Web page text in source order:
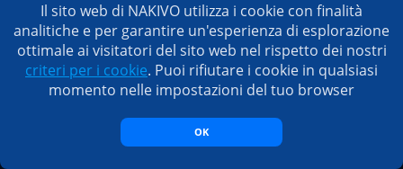
Il sito web di NAKIVO utilizza i cookie con finalità
analitiche e per garantire un'esperienza di esplorazione
ottimale ai visitatori del sito web nel rispetto dei nostri
criteri per i cookie. Puoi rifiutare i cookie in qualsiasi
momento nelle impostazioni del tuo browser
OK